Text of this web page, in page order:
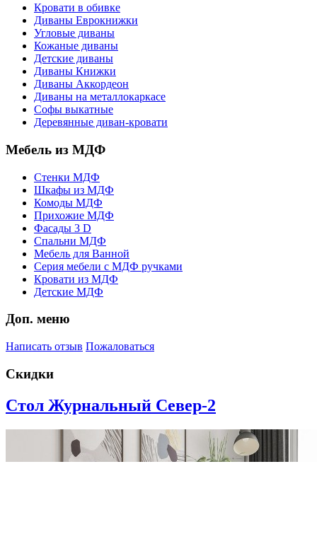
Кровати в обивке
Диваны Еврокнижки
Угловые диваны
Кожаные диваны
Детские диваны
Диваны Книжки
Диваны Аккордеон
Диваны на металлокаркасе
Софы выкатные
Деревянные диван-кровати
Мебель из МДФ
Стенки МДФ
Шкафы из МДФ
Комоды МДФ
Прихожие МДФ
Фасады 3 D
Спальни МДФ
Мебель для Ванной
Серия мебели с МДФ ручками
Кровати из МДФ
Детские МДФ
Доп. меню
Написать отзыв Пожаловаться
Скидки
Стол Журнальный Север-2